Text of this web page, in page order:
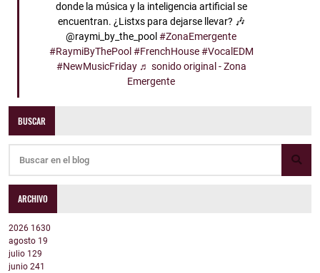
donde la música y la inteligencia artificial se
encuentran. ¿Listxs para dejarse llevar? 🎶
@raymi_by_the_pool#ZonaEmergente
#RaymiByThePool #FrenchHouse #VocalEDM
#NewMusicFriday ♬ sonido original - Zona
Emergente
BUSCAR
ARCHIVO
2026 1630
agosto 19
julio 129
junio 241